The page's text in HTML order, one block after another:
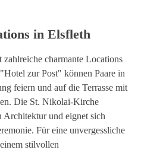
in Elsfleth
charmante Locations
zur Post" können Paare in
feiern und auf die Terrasse mit
Die St. Nikolai-Kirche
Architektur und eignet sich
Für eine unvergessliche
stilvollen